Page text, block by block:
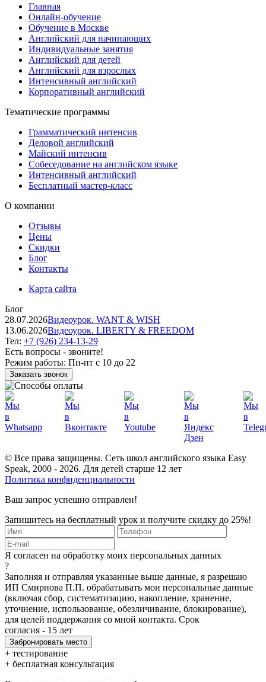
Главная
Онлайн-обучение
Обучение в Москве
Английский для начинающих
Индивидуальные занятия
Английский для детей
Английский для взрослых
Интенсивный английский
Корпоративный английский
Тематические программы
Грамматический интенсив
Деловой английский
Майский интенсив
Собеседование на английском языке
Интенсивный английский
Бесплатный мастер-класс
О компании
Отзывы
Цены
Скидки
Блог
Контакты
Карта сайта
Блог
28.07.2026Видеоурок. WANT & WISH
13.06.2026Видеоурок. LIBERTY & FREEDOM
Тел: +7 (926) 234-13-29
Есть вопросы - звоните!
Режим работы: Пн-пт с 10 до 22
Заказать звонок
© Все права защищены. Сеть школ английского языка Easy
Speak, 2000 - 2026. Для детей старше 12 лет
Политика конфиденциальности
Ваш запрос успешно отправлен!
Запишитесь на бесплатный урок и получите скидку до 25%!
Я согласен на обработку моих персональных данных
?
Заполняя и отправляя указанные выше данные, я разрешаю
ИП Смирнова П.П. обрабатывать мои персональные данные
(включая сбор, систематизацию, накопление, хранение,
уточнение, использование, обезличивание, блокирование),
для целей поддержания со мной контакта. Срок
согласия - 15 лет
+ тестирование
+ бесплатная консультация